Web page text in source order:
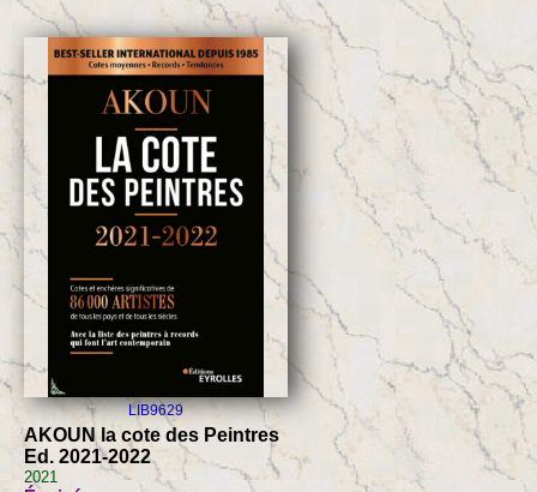
LIB9629
AKOUN la cote des Peintres
Ed. 2021-2022
2021